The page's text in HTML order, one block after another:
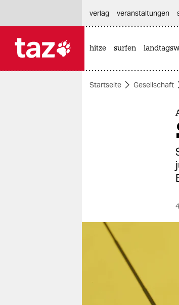
themen
berlin
wahrheit
verlag
veranstaltungen
hitze surfen
Startseite Gesellschaft